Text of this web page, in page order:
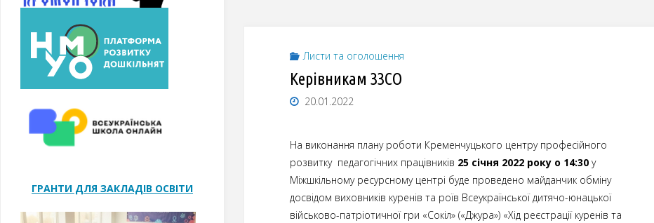
Листи та оголошення
Керівникам ЗЗСО
20.01.2022
На виконання плану роботи Кременчуцького центру професійного
розвитку педагогічних працівників 25 січня 2022 року о 14:30у
Міжшкільному ресурсному центрі буде проведено майданчик обміну
досвідом виховників куренів та роїв Всеукраїнської дитячо-юнацької
військово-патріотичної гри «Сокіл» («Джура») «Хід реєстрації куренів та
ГРАНТИ ДЛЯ ЗАКЛАДІВ ОСВІТИ